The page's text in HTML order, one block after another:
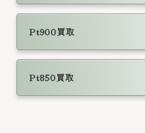
Pt900買取
Pt850買取